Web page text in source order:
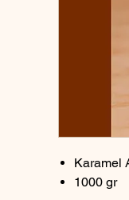
Karamel
1000 gr